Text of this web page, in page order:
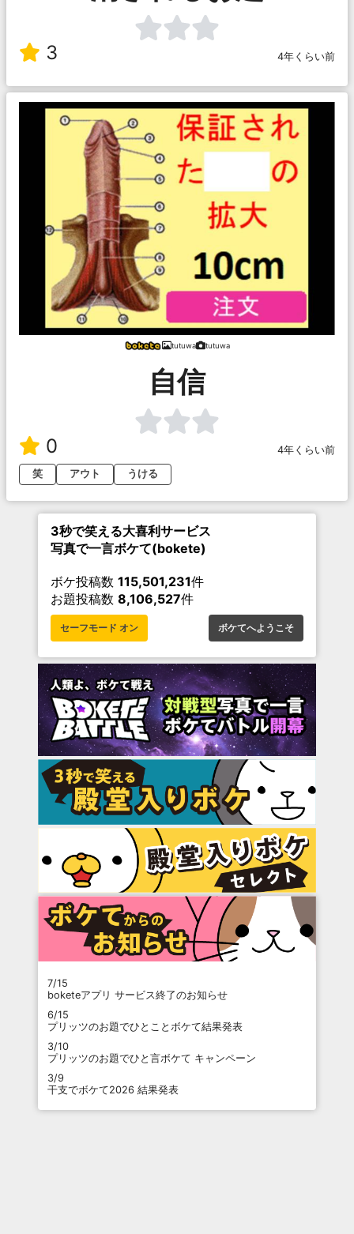
3 4年くらい前
tutuwa tutuwa
自信
0
4年くらい前
笑
アウト うける
3秒で笑える大喜利サービス
写真で一言ボケて(bokete)
ボケ投稿数 115,501,231件
お題投稿数 8,106,527件
セーフモード オン ボケてへようこそ
7/15
boketeアプリ サービス終了のお知らせ
6/15
プリッツのお題でひとことボケて結果発表
3/10
プリッツのお題でひと言ボケて キャンペーン
3/9
干支でボケて2026 結果発表